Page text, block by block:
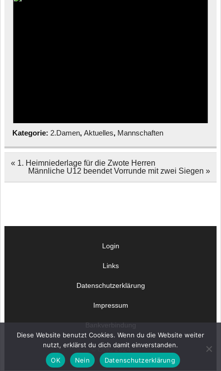
Kategorie: 2.Damen, Aktuelles, Mannschaften
Beitragsnavigation
« 1. Heimniederlage für die Zwote Herren
Männliche U12 beendet Vorrunde mit zwei Siegen »
Login
Links
Datenschutzerklärung
Impressum
Bankverbindung
© OHC 2024
Diese Website benutzt Cookies. Wenn du die Website weiter
nutzt, erklärst du dich damit einverstanden.
OK
Nein Datenschutzerklärung